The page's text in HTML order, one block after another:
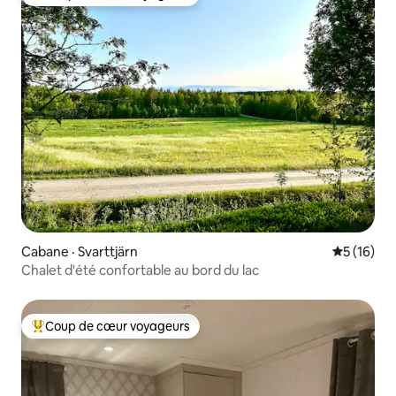
Cabane · Svarttjärn Note
5 (16)
Chalet d'été confortable au bord du lac
Coup de cœur voyageurs parmi les plus aimés
Coup de cœur voyageurs